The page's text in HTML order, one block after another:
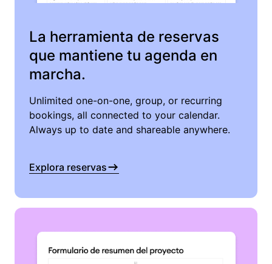
La herramienta de reservas
que mantiene tu agenda en
marcha.
Unlimited one-on-one, group, or recurring
bookings, all connected to your calendar.
Always up to date and shareable anywhere.
Explora reservas